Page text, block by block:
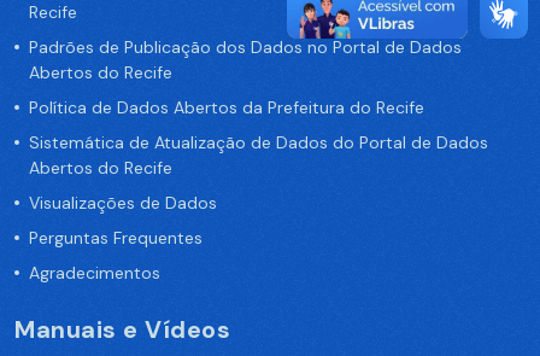
Recife
Padrões de Publicação dos Dados no Portal de Dados
Abertos do Recife
Política de Dados Abertos da Prefeitura do Recife
Sistemática de Atualização de Dados do Portal de Dados
Abertos do Recife
Visualizações de Dados
Perguntas Frequentes
Agradecimentos
Manuais e Vídeos